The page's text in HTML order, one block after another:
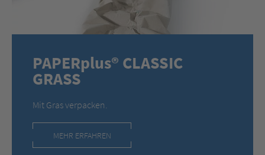
PAPERplus® CLASSIC
GRASS
Mit Gras verpacken.
MEHR ERFAHREN